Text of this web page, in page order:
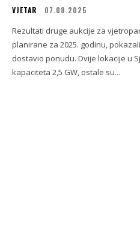
VJETAR 07.08.2025
Rezultati druge aukcije za
planirane za 2025. godinu,
dostavio ponudu. Dvije lokacije u
kapaciteta 2,5 GW, ostale su...